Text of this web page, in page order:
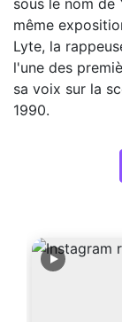
même
Lyte, la
l'une des
sa voix sur la
1990.